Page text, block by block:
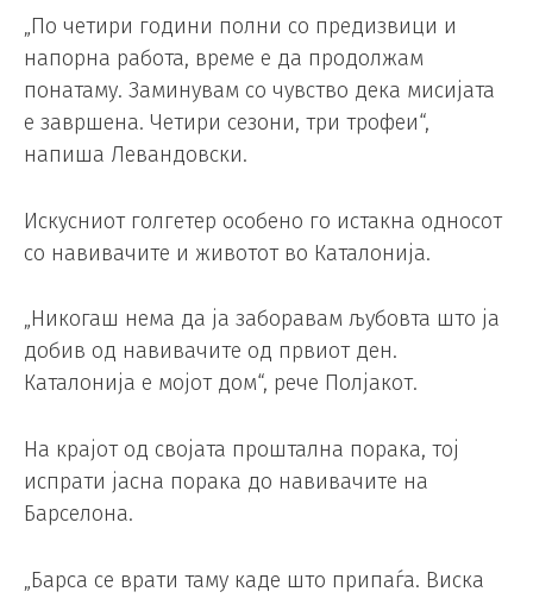
„По четири години полни со предизвици и
напорна работа, време е да продолжам
понатаму. Заминувам со чувство дека мисијата
е завршена. Четири сезони, три трофеи“,
напиша Левандовски.
Искусниот голгетер особено го истакна односот
со навивачите и животот во Каталонија.
„Никогаш нема да ја заборавам љубовта што ја
добив од навивачите од првиот ден.
Каталонија е мојот дом“, рече Полјакот.
На крајот од својата проштална порака, тој
испрати јасна порака до навивачите на
Барселона.
„Барса се врати таму каде што припаѓа. Виска